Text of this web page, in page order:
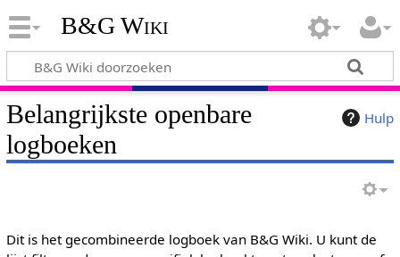
B&G Wiki
Hulp
Belangrijkste openbare
logboeken
Dit is het gecombineerde logboek van B&G Wiki. U kunt de